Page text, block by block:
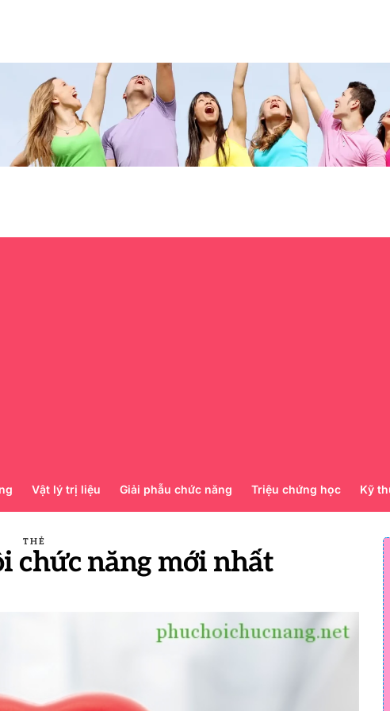
Vật lý trị liệu Giải phẫu chức năng Triệu chứng học Kỹ
THẺ
chức năng mới nhất